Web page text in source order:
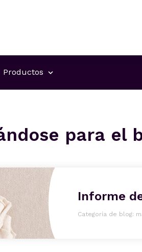
Productos
para el
Informe
Categoría de blog: